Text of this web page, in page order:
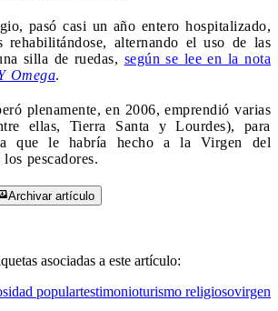
pasó casi un año entero hospitalizado,
alternando el uso de las
silla de ruedas, según se lee en la nota
Omega.
plenamente, en 2006, emprendió varias
ellas, Tierra Santa y Lourdes), para
que le habría hecho a la Virgen del
pescadores.
Archivar artículo
asociadas a este artículo:
populartestimonioturismo religiosovirgen